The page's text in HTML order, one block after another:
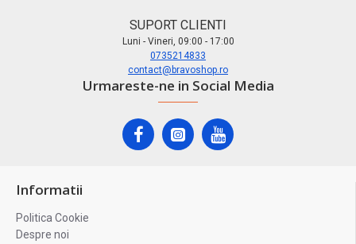
SUPORT CLIENTI
Luni - Vineri, 09:00 - 17:00
0735214833
contact@bravoshop.ro
Urmareste-ne in Social Media
Informatii
Politica Cookie
Despre noi